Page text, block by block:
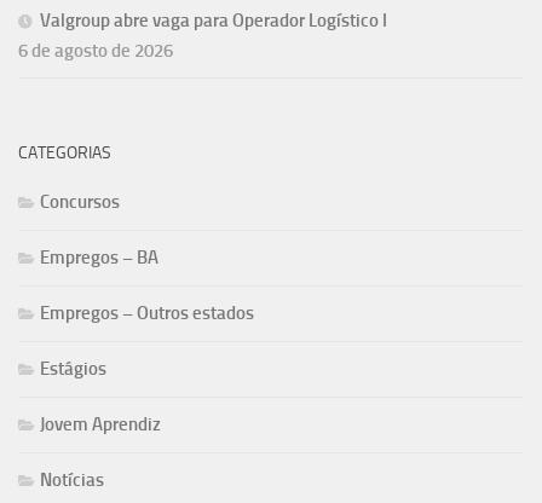
Valgroup abre vaga para Operador Logístico I
6 de agosto de 2026
CATEGORIAS
Concursos
Empregos – BA
Empregos – Outros estados
Estágios
Jovem Aprendiz
Notícias